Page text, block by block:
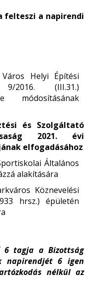
felteszi a napirendi
Helyi Építési
2016. (III.31.)
módosításának
és Szolgáltató
2021. évi
elfogadásához
Általános
alakítására
Köznevelési
hrsz.) épületén
6 tagja a Bizottság
napirendjét 6 igen
nélkül az